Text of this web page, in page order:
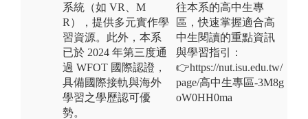
系統（如 VR、M
R），提供多元實作學
習資源。此外，本系
已於 2024 年第三度通
過 WFOT 國際認證，
具備國際接軌與海外
學習之學歷認可優
勢。
往本系的高中生專
區，快速掌握適合高
中生閱讀的重點資訊
與學習指引：
👉https://nut.isu.edu.tw/
page/高中生專區-3M8g
oW0HH0ma